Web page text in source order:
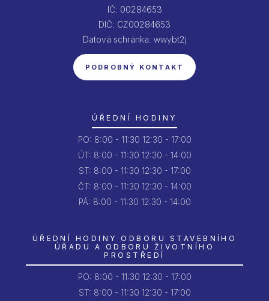
IČ: 00284653
DIČ: CZ00284653
Datová schránka: wwybt2j
PODROBNÝ KONTAKT
ÚŘEDNÍ HODINY
PO: 8:00 - 11:30 12:30 - 17:00
ÚT: 8:00 - 11:30 12:30 - 14:00
ST: 8:00 - 11:30 12:30 - 17:00
ČT: 8:00 - 11:30 12:30 - 14:00
PÁ: 8:00 - 11:30 12:30 - 14:00
ÚŘEDNÍ HODINY ODBORU STAVEBNÍHO
ÚŘADU A ODBORU ŽIVOTNÍHO
PROSTŘEDÍ
PO: 8:00 - 11:30 12:30 - 17:00
ST: 8:00 - 11:30 12:30 - 17:00